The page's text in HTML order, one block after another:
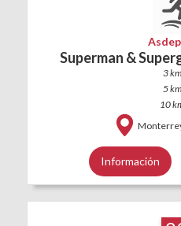
Superman &
3 km
5 km
10
Información